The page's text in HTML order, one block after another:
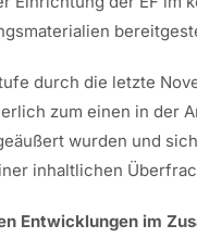
durch die letzte
zum einen in der
wurden und
inhaltlichen
Entwicklungen im